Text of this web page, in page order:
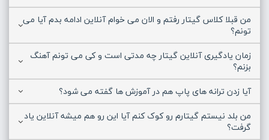
من قبلا کلاس گیتار رفتم و الان می خوام آنلاین ادامه بدم آیا می
تونم؟
زمان یادگیری آنلاین گیتار چه مدتی است و کی می تونم آهنگ
بزنم؟
آیا زدن ترانه های پاپ هم در آموزش ها گفته می شود؟
من بلد نیستم گیتارم رو کوک کنم آیا این رو هم میشه آنلاین یاد
گرفت؟